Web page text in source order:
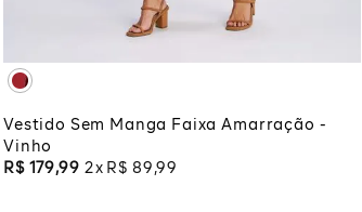
ADICIONAR À SACOLA
Vestido Sem Manga Faixa Amarração -
Vinho
R$ 179,99 2 R$ 89 ,99